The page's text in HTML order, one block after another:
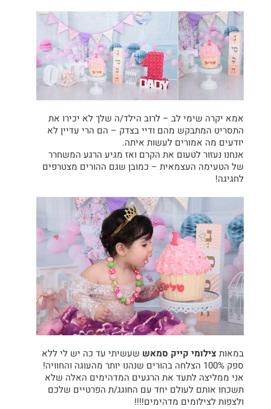
אמא יקרה שימי לב – לרוב הילד/ה שלך לא יכירו את
התסריט המתבקש מהם ודיי בצדק – הם הרי עדיין לא
יודעים מה אמורים לעשות איתה.
אנחנו נעזור לטעום את הקרם ואז מגיע הרגע המשחרר
של הטעימה העצמאית – כמובן שגם ההורים מצטרפים
לחגיגה!
במאותצילומי קייק סמאש שעשיתי עד כה יש לי ללא
ספק 100% הצלחה בהורים שנהנו יותר מהעוגה והחוויה!
אני ממליצה לתעד את הרגעים המדהימים האלה שלא
תשכחו אותם לעולם יחד עם החוגג/ת הפרטיים שלכם
ולצפות לצילומים מדהימים!!!!